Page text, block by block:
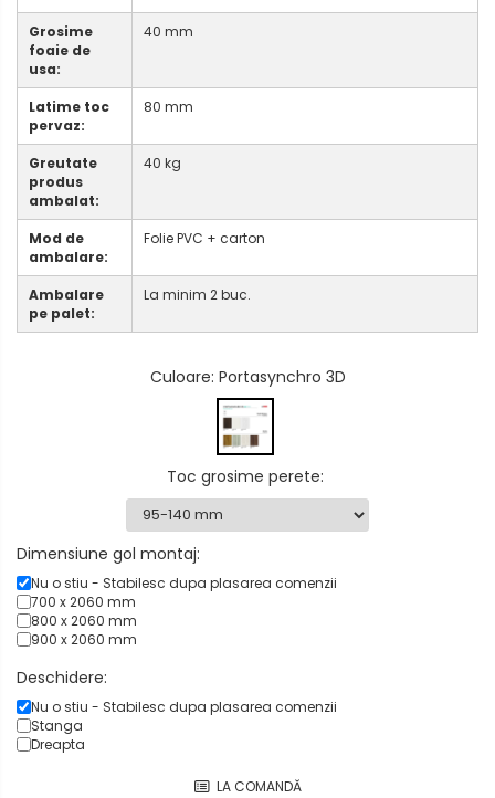
Grosime
foaie de
usa:
40 mm
Latime toc
pervaz:
80 mm
Greutate
produs
ambalat:
40 kg
Mod de
ambalare:
Folie PVC + carton
Ambalare
pe palet:
La minim 2 buc.
Culoare: Portasynchro 3D
Toc grosime perete:
Dimensiune gol montaj:
Nu o stiu - Stabilesc dupa plasarea comenzii
700 x 2060 mm
800 x 2060 mm
900 x 2060 mm
Deschidere:
Nu o stiu - Stabilesc dupa plasarea comenzii
Stanga
Dreapta
LA COMANDĂ